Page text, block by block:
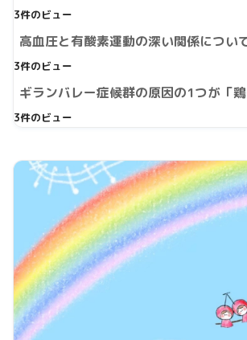
3件のビュー
高血圧と有酸素運動の深い関係につい
3件のビュー
ギランバレー症候群の原因の1つが「
3件のビュー